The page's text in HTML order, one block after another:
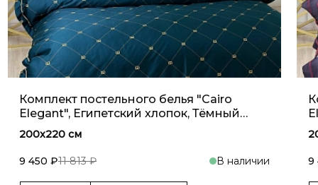
Комплект постельного белья "Cairo
Elegant", Египетский хлопок, Тёмный
изумруд
200x220 см
9 450 ₽11 813 ₽ В наличии 9